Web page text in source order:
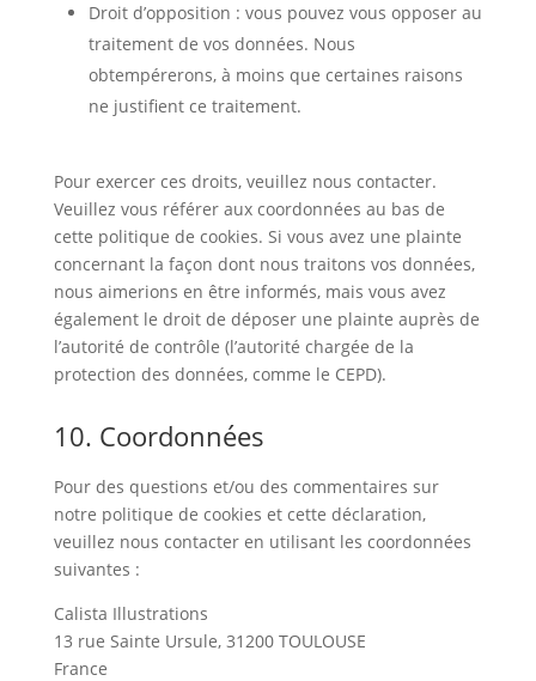
Droit d’opposition : vous pouvez vous opposer au
traitement de vos données. Nous
obtempérerons, à moins que certaines raisons
ne justifient ce traitement.
Pour exercer ces droits, veuillez nous contacter.
Veuillez vous référer aux coordonnées au bas de
cette politique de cookies. Si vous avez une plainte
concernant la façon dont nous traitons vos données,
nous aimerions en être informés, mais vous avez
également le droit de déposer une plainte auprès de
l’autorité de contrôle (l’autorité chargée de la
protection des données, comme le CEPD).
10. Coordonnées
Pour des questions et/ou des commentaires sur
notre politique de cookies et cette déclaration,
veuillez nous contacter en utilisant les coordonnées
suivantes :
Calista Illustrations
13 rue Sainte Ursule, 31200 TOULOUSE
France